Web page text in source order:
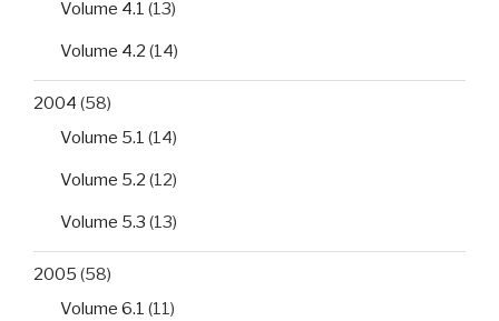
Volume 4.1 (13)
Volume 4.2 (14)
2004 (58)
Volume 5.1 (14)
Volume 5.2 (12)
Volume 5.3 (13)
2005 (58)
Volume 6.1 (11)